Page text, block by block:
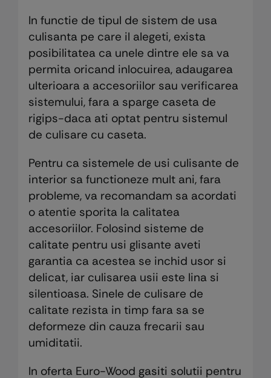
In functie de tipul de sistem de usa
culisanta pe care il alegeti, exista
posibilitatea ca unele dintre ele sa va
permita oricand inlocuirea, adaugarea
ulterioara a accesoriilor sau verificarea
sistemului, fara a sparge caseta de
rigips-daca ati optat pentru sistemul
de culisare cu caseta.
Pentru ca sistemele de usi culisante de
interior sa functioneze mult ani, fara
probleme, va recomandam sa acordati
o atentie sporita la calitatea
accesoriilor. Folosind sisteme de
calitate pentru usi glisante aveti
garantia ca acestea se inchid usor si
delicat, iar culisarea usii este lina si
silentioasa. Sinele de culisare de
calitate rezista in timp fara sa se
deformeze din cauza frecarii sau
umiditatii.
In oferta Euro-Wood gasiti solutii pentru